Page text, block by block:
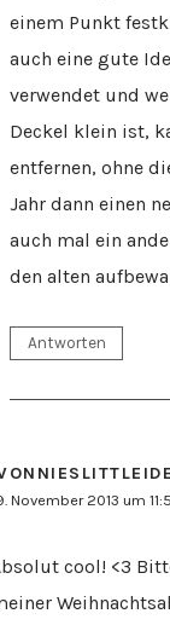
einem Punkt
auch eine gute
verwendet und
Deckel klein ist,
entfernen, ohne
Jahr dann einen
auch mal ein
den alten
Antworten
November 2013 um
cool! <3